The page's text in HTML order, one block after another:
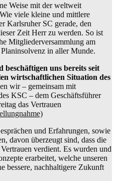
Weise mit der weltweit
viele kleine und mittlere
Karlsruher SC gerade, den
Zeit Herr zu werden. So ist
Mitgliederversammlung am
in aller Munde.
uns bereits seit
wirtschaftlichen Situation des
wir – gemeinsam mit
KSC – dem Geschäftsführer
das Vertrauen
und Erfahrungen, sowie
davon überzeugt sind, dass die
verdient. Es wurden und
erarbeitet, welche unseren
bessere, nachhaltigere Zukunft